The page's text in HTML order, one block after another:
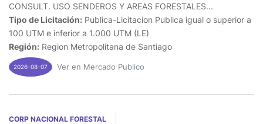
CONSULT. USO SENDEROS Y AREAS FORESTALES...
Tipo de Licitación: Publica-Licitacion Publica igual o superior a
100 UTM e inferior a 1.000 UTM (LE)
Región: Region Metropolitana de Santiago
2026-08-07 Ver en Mercado Publico
CORP NACIONAL FORESTAL